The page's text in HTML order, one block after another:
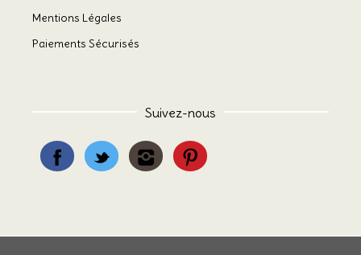
Mentions Légales
Paiements Sécurisés
Suivez-nous